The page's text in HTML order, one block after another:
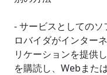
- サービスとしての
ロバイダがインター
リケーションを提供
を購読し、Webまた